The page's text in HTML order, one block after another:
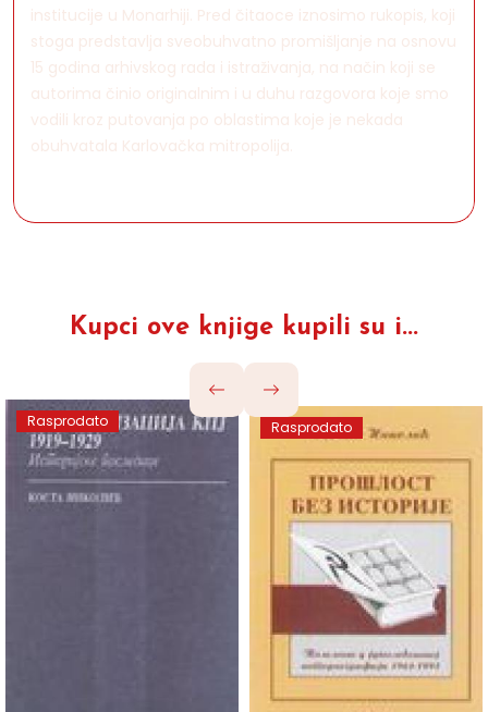
institucije u Monarhiji. Pred čitaoce iznosimo rukopis, koji
stoga predstavlja sveobuhvatno promišljanje na osnovu
15 godina arhivskog rada i istraživanja, na način koji se
autorima činio originalnim i u duhu razgovora koje smo
vodili kroz putovanja po oblastima koje je nekada
obuhvatala Karlovačka mitropolija.
Kupci ove knjige kupili su i...
Rasprodato Rasprodato